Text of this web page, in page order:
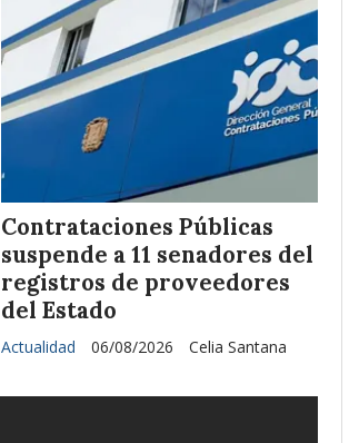
Contrataciones Públicas
suspende a 11 senadores del
registros de proveedores
del Estado
Celia Santana
Actualidad 06/08/2026